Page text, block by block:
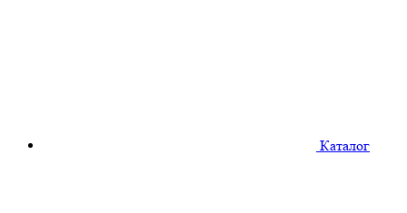
Каталог